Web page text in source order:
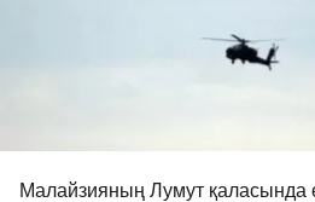
Малайзияның Лумут қаласында